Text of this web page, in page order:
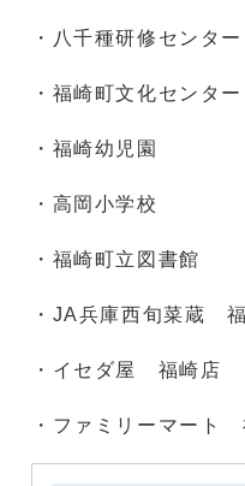
・八千種研修センター
・福崎町文化センター
・福崎幼児園
・高岡小学校
・福崎町立図書館
・JA兵庫西旬菜蔵
・イセダ屋 福崎店
・ファミリーマート